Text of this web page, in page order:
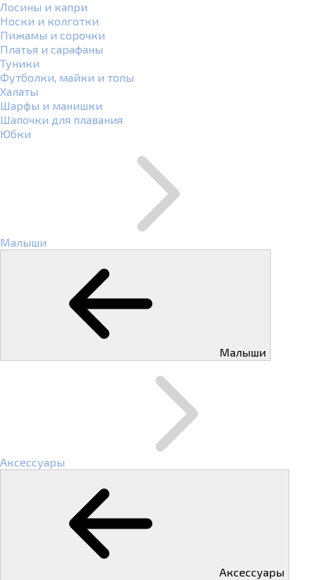
Лосины и капри
Носки и колготки
Пижамы и сорочки
Платья и сарафаны
Туники
Футболки, майки и топы
Халаты
Шарфы и манишки
Шапочки для плавания
Юбки
Малыши
Малыши
Аксессуары
Аксессуары